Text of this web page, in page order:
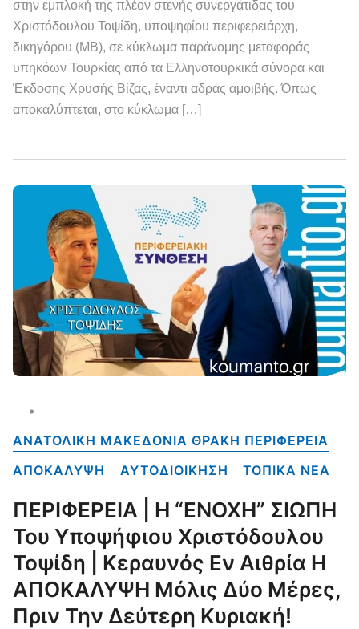
στην εμπλοκή της πλέον στενής συνεργάτιδας του
Χριστόδουλου Τοψίδη, υποψηφίου περιφερειάρχη,
δικηγόρου (ΜΒ), σε κύκλωμα παράνομης μεταφοράς
υπηκόων Τουρκίας από τα Ελληνοτουρκικά σύνορα και
Έκδοσης Χρυσής Βίζας, έναντι αδράς αμοιβής. Όπως
αποκαλύπτεται, στο κύκλωμα […]
ΑΝΑΤΟΛΙΚΗ ΜΑΚΕΔΟΝΙΑ ΘΡΑΚΗ ΠΕΡΙΦΕΡΕΙΑ
ΑΠΟΚΑΛΥΨΗ
ΑΥΤΟΔΙΟΙΚΗΣΗ ΤΟΠΙΚΑ NEA
ΠΕΡΙΦΕΡΕΙΑ | Η “ΕΝΟΧΗ” ΣΙΩΠΗ
Του Υποψήφιου Χριστόδουλου
Τοψίδη | Κεραυνός Εν Αιθρία Η
ΑΠΟΚΑΛΥΨΗ Μόλις Δύο Μέρες,
Πριν Την Δεύτερη Κυριακή!